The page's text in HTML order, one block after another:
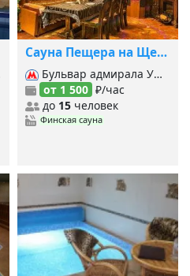
Сауна Пещера на Щелковской
Бульвар адмирала Ушакова, Бульвар Дмитрия Донского, Бульвар Рокоссовского (Сокольническая), Бульвар Рокоссовского (МЦК), Локомотив, Партизанская, Славянский бульвар, Сретенский бульвар, Цветной бульвар, Черкизовская,
от 1 500 ₽/час
до 15человек
Финская сауна